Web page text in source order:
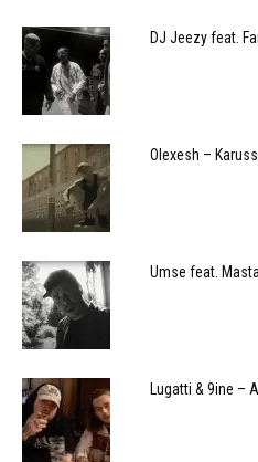
DJ Jeezy feat.
Olexesh –
Umse feat.
Lugatti & 9ine –